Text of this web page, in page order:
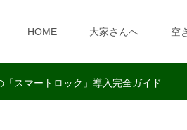
HOME 大家さんへ 空
「スマートロック」導入完全ガイド